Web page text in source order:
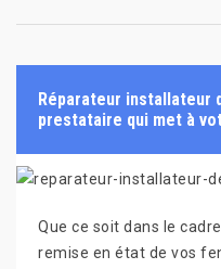
Réparateur installateur
prestataire qui met à
Que ce soit dans le
remise en état de vos